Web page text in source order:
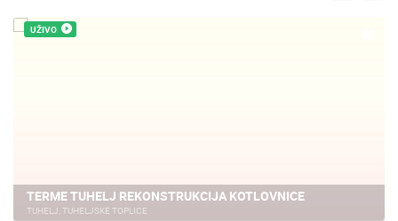
UŽIVO
TERME TUHELJ REKONSTRUKCIJA KOTLOVNICE
TUHELJ, TUHELJSKE TOPLICE